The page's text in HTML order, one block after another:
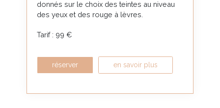
donnés sur le choix des teintes au niveau
des yeux et des rouge à lèvres.
Tarif : 99 €
réserver en savoir plus